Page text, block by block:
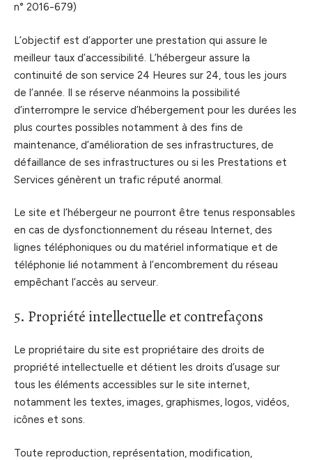
n° 2016-679)
L’objectif est d’apporter une prestation qui assure le
meilleur taux d’accessibilité. L’hébergeur assure la
continuité de son service 24 Heures sur 24, tous les jours
de l’année. Il se réserve néanmoins la possibilité
d’interrompre le service d’hébergement pour les durées les
plus courtes possibles notamment à des fins de
maintenance, d’amélioration de ses infrastructures, de
défaillance de ses infrastructures ou si les Prestations et
Services génèrent un trafic réputé anormal.
Le site et l’hébergeur ne pourront être tenus responsables
en cas de dysfonctionnement du réseau Internet, des
lignes téléphoniques ou du matériel informatique et de
téléphonie lié notamment à l’encombrement du réseau
empêchant l’accès au serveur.
5. Propriété intellectuelle et contrefaçons
Le propriétaire du site est propriétaire des droits de
propriété intellectuelle et détient les droits d’usage sur
tous les éléments accessibles sur le site internet,
notamment les textes, images, graphismes, logos, vidéos,
icônes et sons.
Toute reproduction, représentation, modification,